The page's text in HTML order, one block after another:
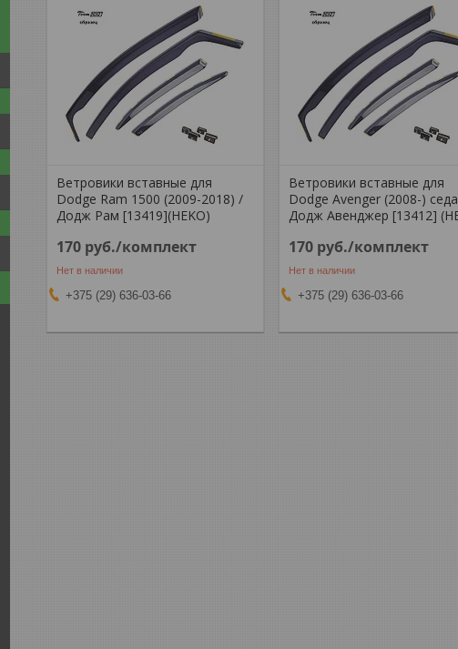
Ветровики вставные для
Dodge Ram 1500 (2009-2018) /
Додж Рам [13419](HEKO)
170 руб./комплект
Нет в наличии
+375 (29) 636-03-66
Ветровики вставные для
Dodge Avеnger (2008-)
Додж Авенджер [13412]
170 руб./комплект
Нет в наличии
+375 (29) 636-03-66